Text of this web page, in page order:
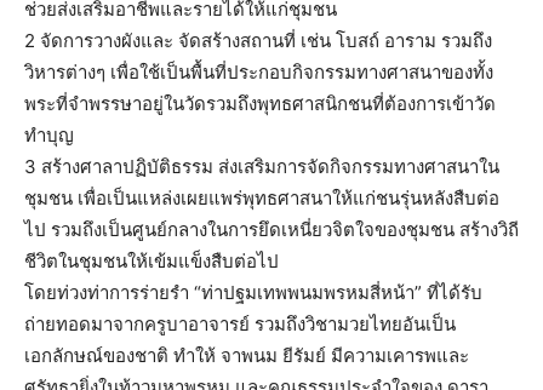
ช่วยส่งเสริมอาชีพและรายได้ให้แก่ชุมชน
2 จัดการวางผังและ จัดสร้างสถานที่ เช่น โบสถ์ อาราม รวมถึง
วิหารต่างๆ เพื่อใช้เป็นพื้นที่ประกอบกิจกรรมทางศาสนาของทั้ง
พระที่จำพรรษาอยู่ในวัดรวมถึงพุทธศาสนิกชนที่ต้องการเข้าวัด
ทำบุญ
3 สร้างศาลาปฏิบัติธรรม ส่งเสริมการจัดกิจกรรมทางศาสนาใน
ชุมชน เพื่อเป็นแหล่งเผยแพร่พุทธศาสนาให้แก่ชนรุ่นหลังสืบต่อ
ไป รวมถึงเป็นศูนย์กลางในการยึดเหนี่ยวจิตใจของชุมชน สร้างวิถี
ชีวิตในชุมชนให้เข้มแข็งสืบต่อไป
โดยท่วงท่าการร่ายรำ “ท่าปฐมเทพพนมพรหมสี่หน้า” ที่ได้รับ
ถ่ายทอดมาจากครูบาอาจารย์ รวมถึงวิชามวยไทยอันเป็น
เอกลักษณ์ของชาติ ทำให้ จาพนม ยีรัมย์ มีความเคารพและ